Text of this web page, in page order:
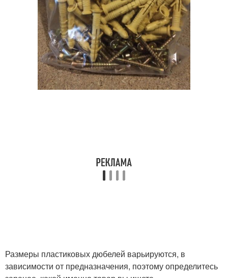
Размеры пластиковых дюбелей варьируются, в
зависимости от предназначения, поэтому определитесь